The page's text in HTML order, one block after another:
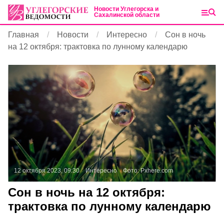
Новости Углегорска и
Сахалинской области
Главная Новости Интересно
Сон в ночь
на 12 октября: трактовка по лунному календарю
12 октября 2023, 09:30 Интересно Фото:Pxhere.com
Сон в ночь на 12 октября:
трактовка по лунному календарю